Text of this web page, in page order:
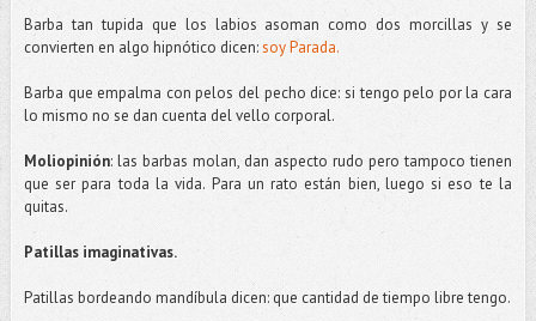
Barba tan tupida que los labios asoman como dos morcillas y se
convierten en algo hipnótico dicen:soy Parada.
Barba que empalma con pelos del pecho dice: si tengo pelo por la cara
lo mismo no se dan cuenta del vello corporal.
Moliopinión: las barbas molan, dan aspecto rudo pero tampoco tienen
que ser para toda la vida. Para un rato están bien, luego si eso te la
quitas.
Patillas imaginativas.
Patillas bordeando mandíbula dicen: que cantidad de tiempo libre tengo.